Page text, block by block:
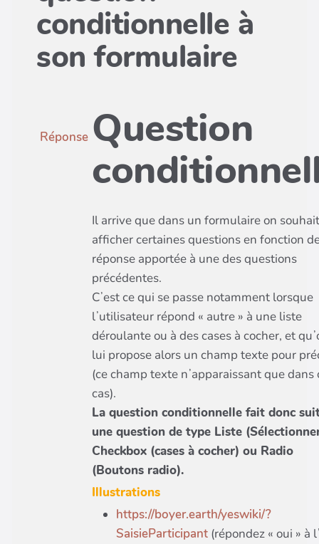
conditionnelle à
son formulaire
Réponse Question
Il arrive que dans un formulaire on
afficher certaines questions en fonction
réponse apportée à une des questions
précédentes.
Cʼest ce qui se passe notamment lorsque
lʼutilisateur répond « autre » à une liste
déroulante ou à des cases à cocher, et
lui propose alors un champ texte pour
(ce champ texte nʼapparaissant que dans
cas).
La question conditionnelle fait donc
une question de type Liste
Checkbox (cases à cocher) ou Radio
(Boutons radio).
Illustrations
https://boyer.earth/yeswiki/?
SaisieParticipant (répondez « oui » à